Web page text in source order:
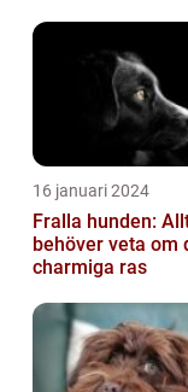
16 januari 2024
Fralla hunden:
behöver veta om
charmiga ras